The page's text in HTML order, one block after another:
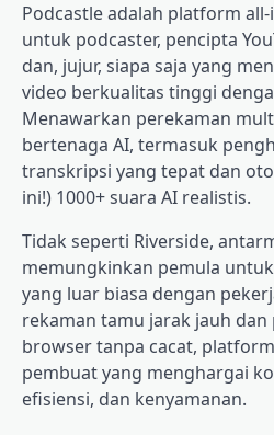
Podcastle adalah platform
untuk podcaster, pencipta
dan, jujur, siapa saja yang
video berkualitas tinggi
Menawarkan perekaman
bertenaga AI, termasuk
transkripsi yang tepat dan
ini!) 1000+ suara AI realistis.
Tidak seperti Riverside,
memungkinkan pemula
yang luar biasa dengan
rekaman tamu jarak jauh
browser tanpa cacat,
pembuat yang menghargai
efisiensi, dan kenyamanan.